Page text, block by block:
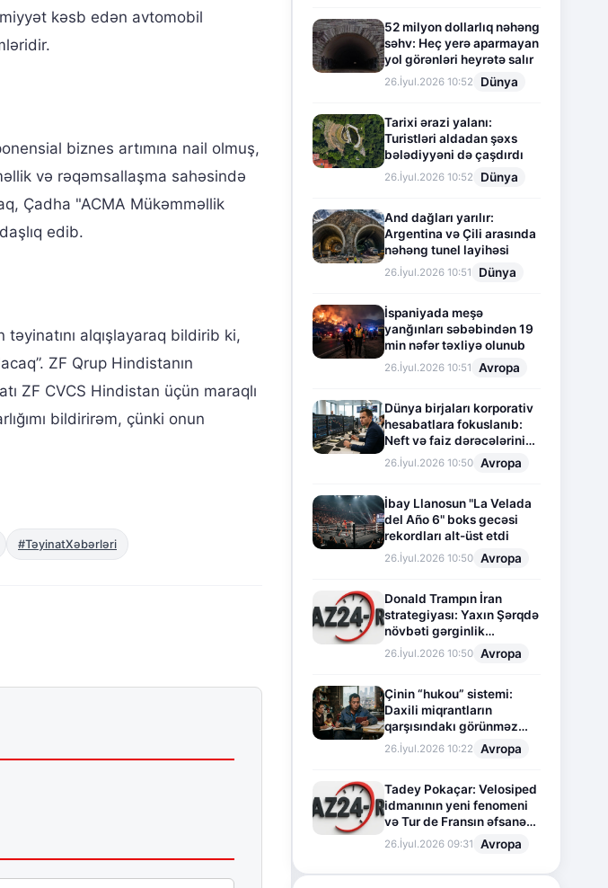
kəsb edən avtomobil
biznes artımına nail olmuş,
və rəqəmsallaşma sahəsində
Çadha "ACMA Mükəmməllik
edib.
alqışlayaraq bildirib ki,
ZF Qrup Hindistanın
ZF CVCS Hindistan üçün maraqlı
bildirirəm, çünki onun
#TəyinatXəbərləri
52 milyon dollarlıq nəhəng
səhv: Heç yerə aparmayan
yol görənləri heyrətə salır
26.İyul.2026 10:52 Dünya
Tarixi ərazi yalanı:
Turistləri aldadan şəxs
bələdiyyəni də çaşdırdı
26.İyul.2026 10:52 Dünya
And dağları yarılır:
Argentina və Çili arasında
nəhəng tunel layihəsi
26.İyul.2026 10:51 Dünya
İspaniyada meşə
yanğınları səbəbindən 19
min nəfər təxliyə olunub
26.İyul.2026 10:51 Avropa
Dünya birjaları korporativ
hesabatlara fokuslanıb:
Neft və faiz dərəcələrinin
təsiri altında cari vəziyyət
26.İyul.2026 10:50 Avropa
İbay Llanosun "La Velada
del Año 6" boks gecəsi
rekordları alt-üst etdi
26.İyul.2026 10:50 Avropa
Donald Trampın İran
strategiyası: Yaxın Şərqdə
növbəti gərginlik
mərhələsi
26.İyul.2026 10:50 Avropa
Çinin “hukou” sistemi:
Daxili miqrantların
qarşısındakı görünməz
sədd
26.İyul.2026 10:22 Avropa
Tadey Pokaçar: Velosiped
idmanının yeni fenomeni
və Tur de Fransın əfsanəvi
səhifəsi
26.İyul.2026 09:31 Avropa